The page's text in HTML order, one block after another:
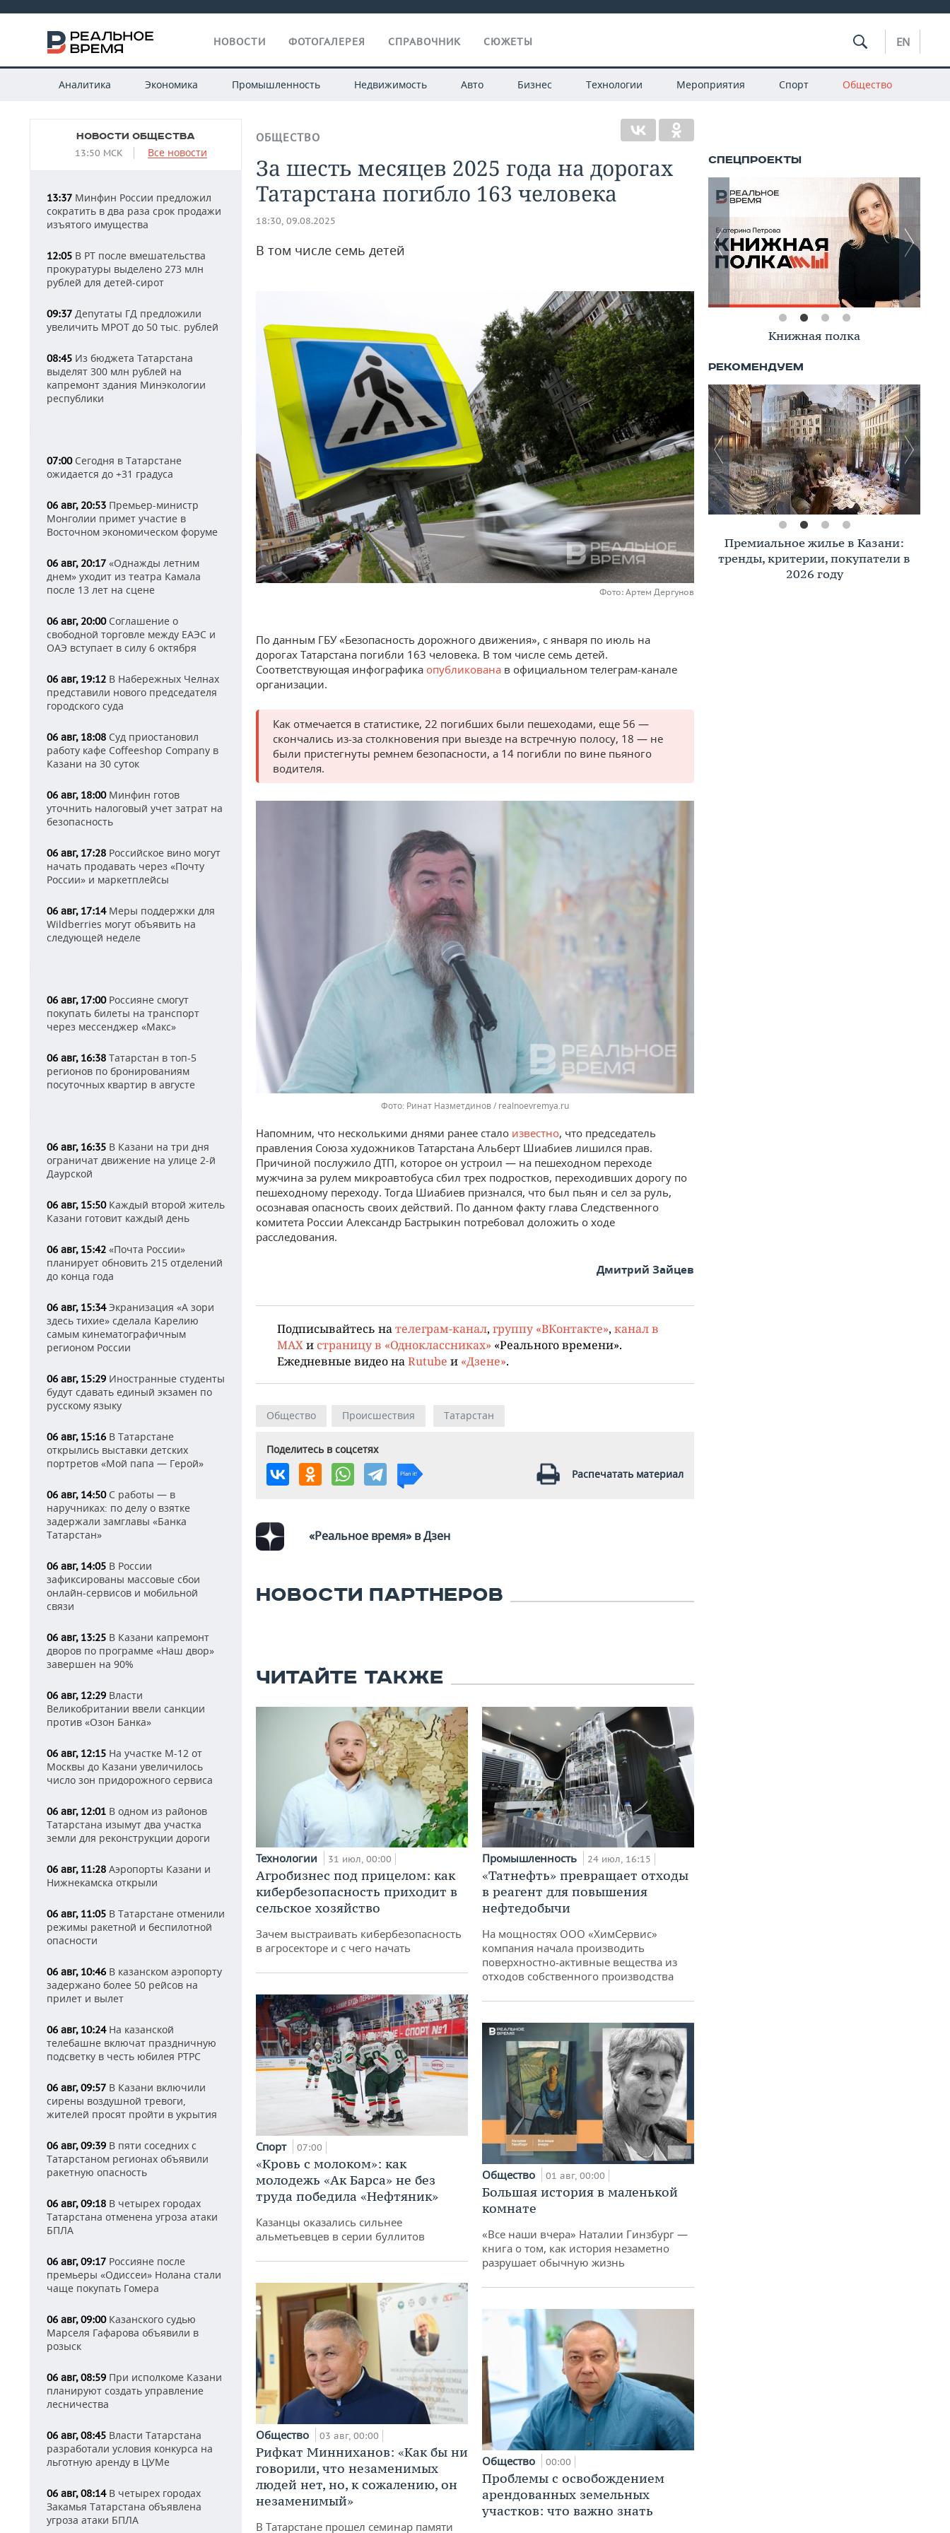
НОВОСТИ ФОТОГАЛЕРЕЯ СПРАВОЧНИК СЮЖЕТЫ EN
Аналитика Экономика Промышленность Недвижимость Авто Бизнес Технологии Мероприятия Спорт Общество
НОВОСТИ ОБЩЕСТВА
13:50 МСК Все новости
13:37 Минфин России предложил
сократить в два раза срок продажи
изъятого имущества
12:05 В РТ после вмешательства
прокуратуры выделено 273 млн
рублей для детей-сирот
09:37 Депутаты ГД предложили
увеличить МРОТ до 50 тыс. рублей
08:45 Из бюджета Татарстана
выделят 300 млн рублей на
капремонт здания Минэкологии
республики
07:00Сегодня в Татарстане
ожидается до +31 градуса
06 авг, 20:53 Премьер-министр
Монголии примет участие в
Восточном экономическом форуме
06 авг, 20:17 «Однажды летним
днем» уходит из театра Камала
после 13 лет на сцене
06 авг, 20:00Соглашение о
свободной торговле между ЕАЭС и
ОАЭ вступает в силу 6 октября
06 авг, 19:12 В Набережных Челнах
представили нового председателя
городского суда
06 авг, 18:08 Суд приостановил
работу кафе Coffeeshop Company в
Казани на 30 суток
06 авг, 18:00Минфин готов
уточнить налоговый учет затрат на
безопасность
06 авг, 17:28 Российское вино могут
начать продавать через «Почту
России» и маркетплейсы
06 авг, 17:14Меры поддержки для
Wildberries могут объявить на
следующей неделе
06 авг, 17:00Россияне смогут
покупать билеты на транспорт
через мессенджер «Макс»
06 авг, 16:38 Татарстан в топ-5
регионов по бронированиям
посуточных квартир в августе
06 авг, 16:35 В Казани на три дня
ограничат движение на улице 2-й
Даурской
06 авг, 15:50Каждый второй житель
Казани готовит каждый день
06 авг, 15:42 «Почта России»
планирует обновить 215 отделений
до конца года
06 авг, 15:34Экранизация «А зори
здесь тихие» сделала Карелию
самым кинематографичным
регионом России
06 авг, 15:29 Иностранные студенты
будут сдавать единый экзамен по
русскому языку
06 авг, 15:16 В Татарстане
открылись выставки детских
портретов «Мой папа — Герой»
06 авг, 14:50С работы — в
наручниках: по делу о взятке
задержали замглавы «Банка
Татарстан»
06 авг, 14:05 В России
зафиксированы массовые сбои
онлайн-сервисов и мобильной
связи
06 авг, 13:25 В Казани капремонт
дворов по программе «Наш двор»
завершен на 90%
06 авг, 12:29 Власти
Великобритании ввели санкции
против «Озон Банка»
06 авг, 12:15 На участке М-12 от
Москвы до Казани увеличилось
число зон придорожного сервиса
06 авг, 12:01 В одном из районов
Татарстана изымут два участка
земли для реконструкции дороги
06 авг, 11:28 Аэропорты Казани и
Нижнекамска открыли
06 авг, 11:05 В Татарстане отменили
режимы ракетной и беспилотной
опасности
06 авг, 10:46 В казанском аэропорту
задержано более 50 рейсов на
прилет и вылет
06 авг, 10:24На казанской
телебашне включат праздничную
подсветку в честь юбилея РТРС
06 авг, 09:57 В Казани включили
сирены воздушной тревоги,
жителей просят пройти в укрытия
06 авг, 09:39 В пяти соседних с
Татарстаном регионах объявили
ракетную опасность
06 авг, 09:18 В четырех городах
Татарстана отменена угроза атаки
БПЛА
06 авг, 09:17 Россияне после
премьеры «Одиссеи» Нолана стали
чаще покупать Гомера
06 авг, 09:00Казанского судью
Марселя Гафарова объявили в
розыск
06 авг, 08:59 При исполкоме Казани
планируют создать управление
лесничества
06 авг, 08:45 Власти Татарстана
разработали условия конкурса на
льготную аренду в ЦУМе
06 авг, 08:14В четырех городах
Закамья Татарстана объявлена
угроза атаки БПЛА
ОБЩЕСТВО
За шесть месяцев 2025 года на дорогах
Татарстана погибло 163 человека
18:30, 09.08.2025
В том числе семь детей
Фото: Артем Дергунов
По данным ГБУ «Безопасность дорожного движения», с января по июль на
дорогах Татарстана погибли 163 человека. В том числе семь детей.
Соответствующая инфографика опубликована в официальном телеграм-канале
организации.
Как отмечается в статистике, 22 погибших были пешеходами, еще 56 —
скончались из-за столкновения при выезде на встречную полосу, 18 — не
были пристегнуты ремнем безопасности, а 14 погибли по вине пьяного
водителя.
Ринат Назметдинов / realnoevremya.ru
Напомним, что несколькими днями ранее стало известно, что председатель
правления Союза художников Татарстана Альберт Шиабиев лишился прав.
Причиной послужило ДТП, которое он устроил — на пешеходном переходе
мужчина за рулем микроавтобуса сбил трех подростков, переходивших дорогу по
пешеходному переходу. Тогда Шиабиев признался, что был пьян и сел за руль,
осознавая опасность своих действий. По данном факту глава Следственного
комитета России Александр Бастрыкин потребовал доложить о ходе
расследования.
Дмитрий Зайцев
Подписывайтесь на телеграм-канал, группу «ВКонтакте», канал в
MAX и страницу в «Одноклассниках» «Реального времени».
Ежедневные видео на Rutube и «Дзене».
Общество Происшествия Татарстан
Поделитесь в соцсетях
Распечатать материал
«Реальное время» в Дзен
НОВОСТИ ПАРТНЕРОВ
ЧИТАЙТЕ ТАКЖЕ
Технологии 31 июл, 00:00
Агробизнес под прицелом: как
кибербезопасность приходит в
сельское хозяйство
Зачем выстраивать кибербезопасность
в агросекторе и с чего начать
Спорт 07:00
«Кровь с молоком»: как
молодежь «Ак Барса» не без
труда победила «Нефтяник»
Казанцы оказались сильнее
альметьевцев в серии буллитов
Общество 03 авг, 00:00
Рифкат Минниханов: «Как бы ни
говорили, что незаменимых
людей нет, но, к сожалению, он
незаменимый»
В Татарстане прошел семинар памяти
Промышленность 24 июл, 16:15
«Татнефть» превращает отходы
в реагент для повышения
нефтедобычи
На мощностях ООО «ХимСервис»
компания начала производить
поверхностно-активные вещества из
отходов собственного производства
Общество 01 авг, 00:00
Большая история в маленькой
комнате
«Все наши вчера» Наталии Гинзбург —
книга о том, как история незаметно
разрушает обычную жизнь
Общество 00:00
Проблемы с освобождением
арендованных земельных
участков: что важно знать
Книжная полка
Премиальное жилье в Казани:
тренды, критерии, покупатели в
2026 году